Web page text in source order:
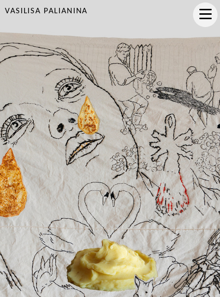
VASILISA PALIANINA